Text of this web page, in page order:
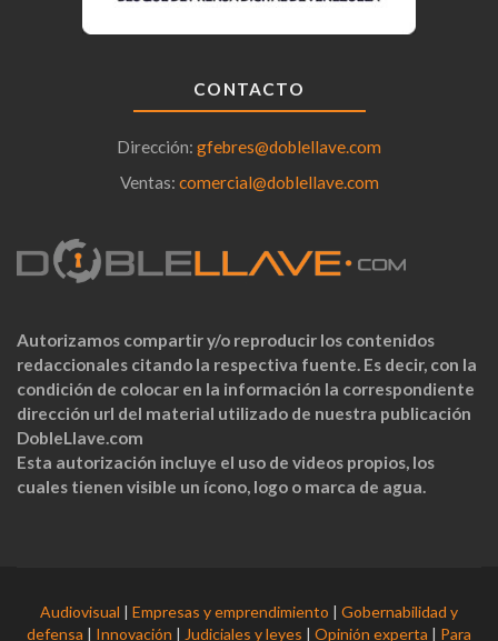
CONTACTO
Dirección: gfebres@doblellave.com
Ventas: comercial@doblellave.com
Autorizamos compartir y/o reproducir los contenidos
redaccionales citando la respectiva fuente. Es decir, con la
condición de colocar en la información la correspondiente
dirección url del material utilizado de nuestra publicación
DobleLlave.com
Esta autorización incluye el uso de videos propios, los
cuales tienen visible un ícono, logo o marca de agua.
Audiovisual | Empresas y emprendimiento | Gobernabilidad y
defensa | Innovación | Judiciales y leyes | Opinión experta | Para